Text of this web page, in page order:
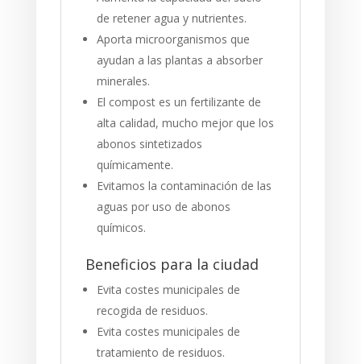
de retener agua y nutrientes.
Aporta microorganismos que
ayudan a las plantas a absorber
minerales.
El compost es un fertilizante de
alta calidad, mucho mejor que los
abonos sintetizados
químicamente.
Evitamos la contaminación de las
aguas por uso de abonos
químicos.
Beneficios para la ciudad
Evita costes municipales de
recogida de residuos.
Evita costes municipales de
tratamiento de residuos.